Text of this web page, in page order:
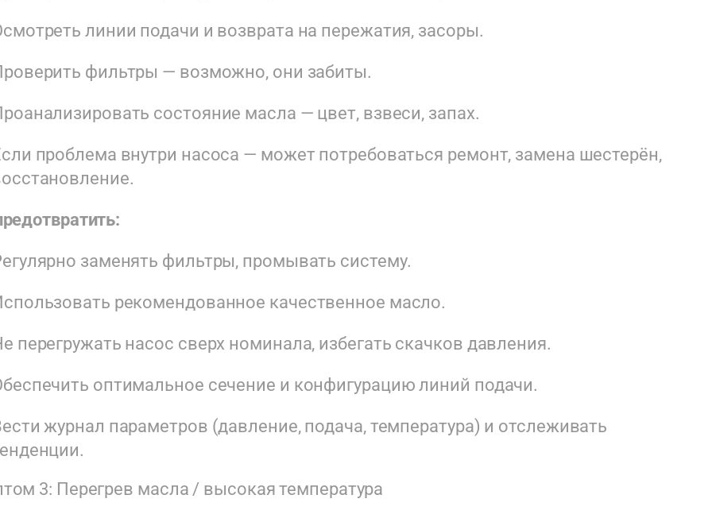
линии подачи и возврата на пережатия, засоры.
фильтры — возможно, они забиты.
состояние масла — цвет, взвеси, запах.
проблема внутри насоса — может потребоваться ремонт, замена шестерён,
заменять фильтры, промывать систему.
рекомендованное качественное масло.
перегружать насос сверх номинала, избегать скачков давления.
оптимальное сечение и конфигурацию линий подачи.
журнал параметров (давление, подача, температура) и отслеживать
3: Перегрев масла / высокая температура